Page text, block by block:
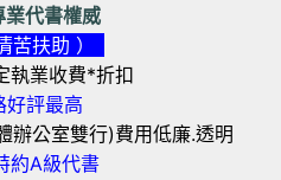
業代書權威
苦扶助 ）
執業收費*折扣
評最高
辦公室雙行)費用低廉.透明
約A級代書